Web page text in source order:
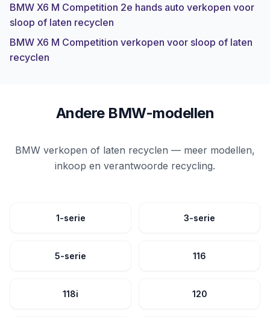
BMW X6 M Competition 2e hands auto verkopen voor
sloop of laten recyclen
BMW X6 M Competition verkopen voor sloop of laten
recyclen
Andere BMW-modellen
BMW verkopen of laten recyclen — meer modellen,
inkoop en verantwoorde recycling.
1-serie 3-serie
5-serie 116
118i 120